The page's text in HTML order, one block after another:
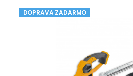
PRIDAŤ DO
DOPRAVA ZADARMO